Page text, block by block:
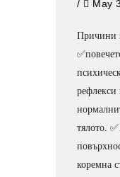
/
May
Причини
рефлекси
тялото.
коремна